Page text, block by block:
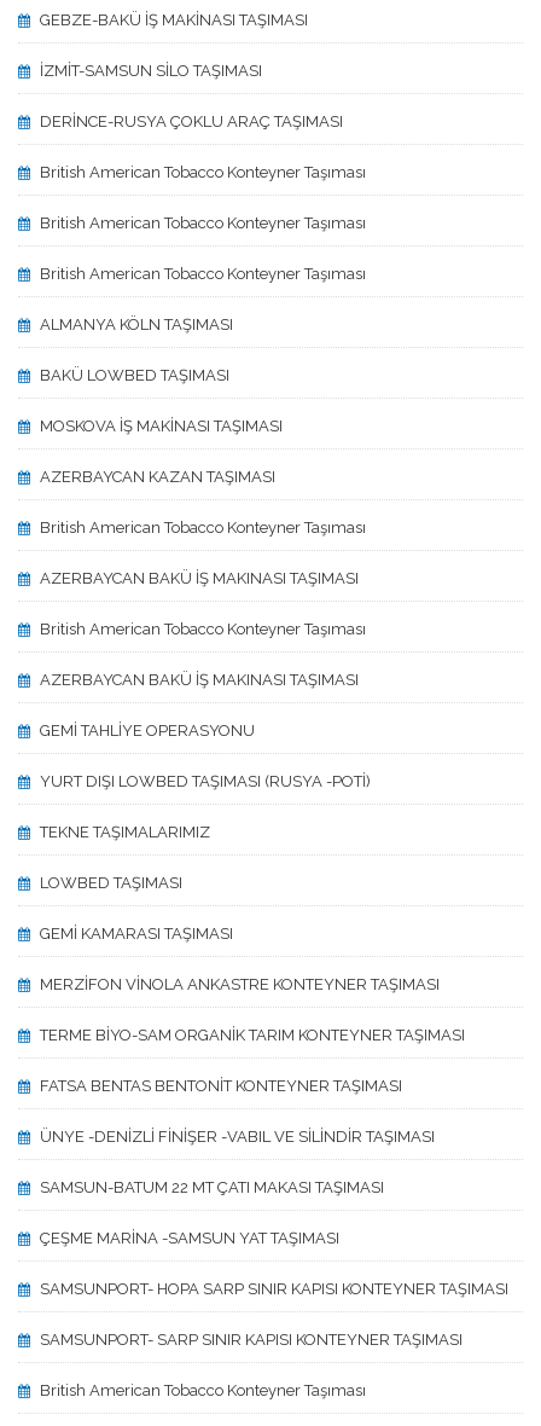
GEBZE-BAKÜ İŞ MAKİNASI TAŞIMASI
İZMİT-SAMSUN SİLO TAŞIMASI
DERİNCE-RUSYA ÇOKLU ARAÇ TAŞIMASI
British American Tobacco Konteyner Taşıması
British American Tobacco Konteyner Taşıması
British American Tobacco Konteyner Taşıması
ALMANYA KÖLN TAŞIMASI
BAKÜ LOWBED TAŞIMASI
MOSKOVA İŞ MAKİNASI TAŞIMASI
AZERBAYCAN KAZAN TAŞIMASI
British American Tobacco Konteyner Taşıması
AZERBAYCAN BAKÜ İŞ MAKINASI TAŞIMASI
British American Tobacco Konteyner Taşıması
AZERBAYCAN BAKÜ İŞ MAKINASI TAŞIMASI
GEMİ TAHLİYE OPERASYONU
YURT DIŞI LOWBED TAŞIMASI (RUSYA -POTİ)
TEKNE TAŞIMALARIMIZ
LOWBED TAŞIMASI
GEMİ KAMARASI TAŞIMASI
MERZİFON VİNOLA ANKASTRE KONTEYNER TAŞIMASI
TERME BİYO-SAM ORGANİK TARIM KONTEYNER TAŞIMASI
FATSA BENTAS BENTONİT KONTEYNER TAŞIMASI
ÜNYE -DENİZLİ FİNİŞER -VABIL VE SİLİNDİR TAŞIMASI
SAMSUN-BATUM 22 MT ÇATI MAKASI TAŞIMASI
ÇEŞME MARİNA -SAMSUN YAT TAŞIMASI
SAMSUNPORT- HOPA SARP SINIR KAPISI KONTEYNER TAŞIMASI
SAMSUNPORT- SARP SINIR KAPISI KONTEYNER TAŞIMASI
British American Tobacco Konteyner Taşıması